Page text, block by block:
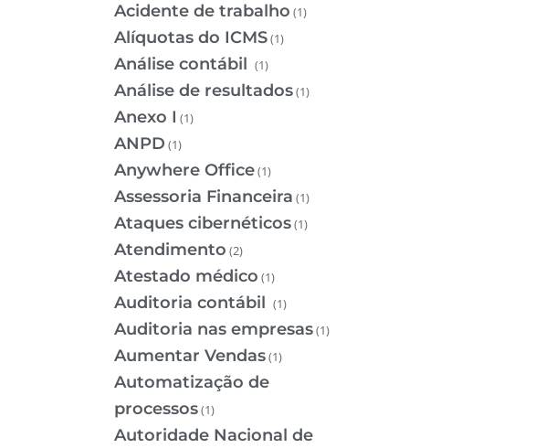
Acidente de trabalho (1)
Alíquotas do ICMS(1)
Análise contábil (1)
Análise de resultados(1)
Anexo I (1)
ANPD (1)
Anywhere Office(1)
Assessoria Financeira (1)
Ataques cibernéticos(1)
Atendimento (2)
Atestado médico (1)
Auditoria contábil (1)
Auditoria nas empresas(1)
Aumentar Vendas(1)
Automatização de
processos(1)
Autoridade Nacional de